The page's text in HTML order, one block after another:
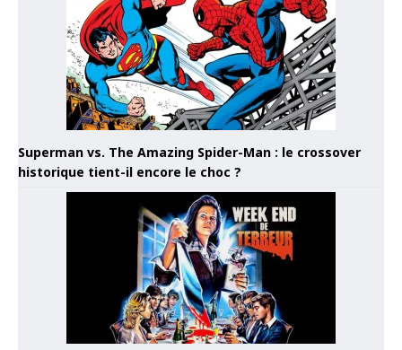
Superman vs. The Amazing Spider-Man : le crossover
historique tient-il encore le choc ?